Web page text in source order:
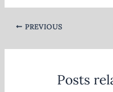
PREVIOUS
Posts